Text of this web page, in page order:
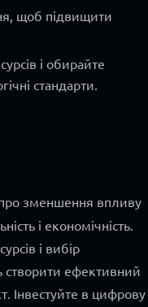
щоб підвищити
і обирайте
стандарти.
зменшення впливу
і економічність.
і вибір
створити ефективний
Інвестуйте в цифрову